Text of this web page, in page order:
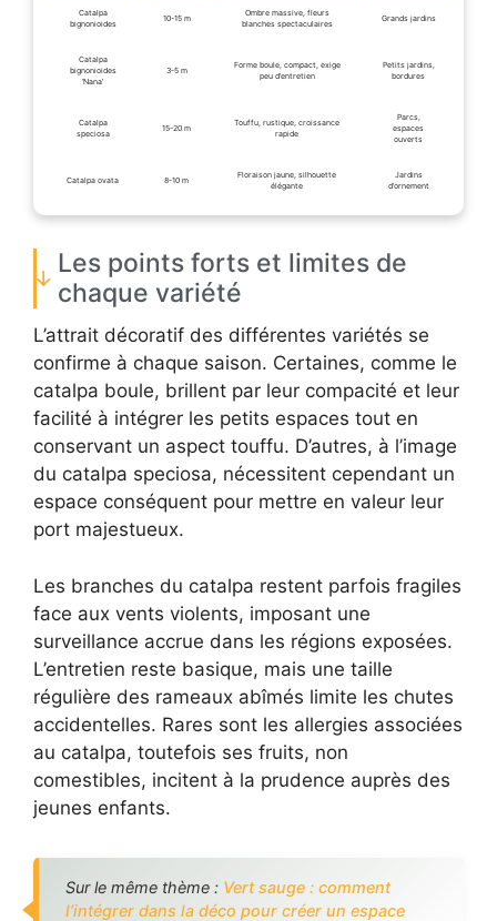
Catalpa
bignonioides
10-15 m
Ombre massive, fleurs
blanches spectaculaires
Grands jardins
Catalpa
bignonioides
‘Nana’
3-5 m
Forme boule, compact, exige
peu d’entretien
Petits jardins,
bordures
Catalpa
speciosa
15-20 m
Touffu, rustique, croissance
rapide
Parcs,
espaces
ouverts
Catalpa ovata 8-10 m
Floraison jaune, silhouette
élégante
Jardins
d’ornement
Les points forts et limites de
chaque variété
L’attrait décoratif des différentes variétés se
confirme à chaque saison. Certaines, comme le
catalpa boule, brillent par leur compacité et leur
facilité à intégrer les petits espaces tout en
conservant un aspect touffu. D’autres, à l’image
du catalpa speciosa, nécessitent cependant un
espace conséquent pour mettre en valeur leur
port majestueux.
Les branches du catalpa restent parfois fragiles
face aux vents violents, imposant une
surveillance accrue dans les régions exposées.
L’entretien reste basique, mais une taille
régulière des rameaux abîmés limite les chutes
accidentelles. Rares sont les allergies associées
au catalpa, toutefois ses fruits, non
comestibles, incitent à la prudence auprès des
jeunes enfants.
Sur le même thème : Vert sauge : comment
l’intégrer dans la déco pour créer un espace